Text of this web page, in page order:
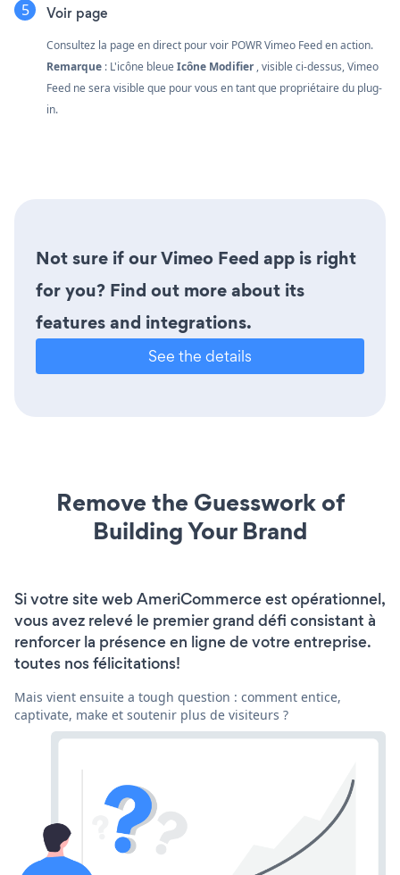
Voir page
Consultez la page en direct pour voir POWR Vimeo Feed en action.
Remarque : L'icône bleueIcône Modifier, visible ci-dessus, Vimeo
Feed ne sera visible que pour vous en tant que propriétaire du plug-
in.
Not sure if our Vimeo Feed app is right
for you? Find out more about its
features and integrations.
See the details
Remove the Guesswork of
Building Your Brand
Si votre site web AmeriCommerce est opérationnel,
vous avez relevé le premier grand défi consistant à
renforcer la présence en ligne de votre entreprise.
toutes nos félicitations!
Mais vient ensuite a tough question : comment entice,
captivate, make et soutenir plus de visiteurs ?